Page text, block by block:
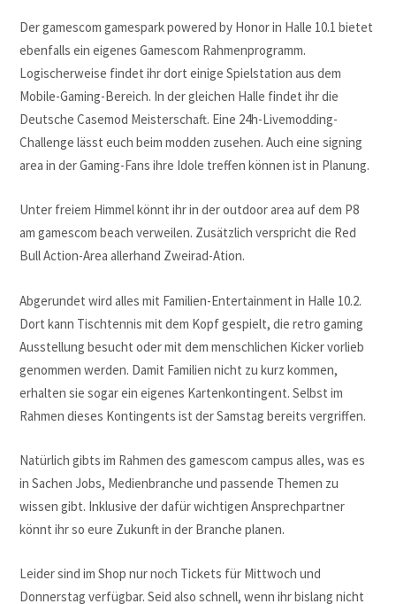
Der gamescom gamespark powered by Honor in Halle 10.1 bietet
ebenfalls ein eigenes Gamescom Rahmenprogramm.
Logischerweise findet ihr dort einige Spielstation aus dem
Mobile-Gaming-Bereich. In der gleichen Halle findet ihr die
Deutsche Casemod Meisterschaft. Eine 24h-Livemodding-
Challenge lässt euch beim modden zusehen. Auch eine signing
area in der Gaming-Fans ihre Idole treffen können ist in Planung.
Unter freiem Himmel könnt ihr in der outdoor area auf dem P8
am gamescom beach verweilen. Zusätzlich verspricht die Red
Bull Action-Area allerhand Zweirad-Ation.
Abgerundet wird alles mit Familien-Entertainment in Halle 10.2.
Dort kann Tischtennis mit dem Kopf gespielt, die retro gaming
Ausstellung besucht oder mit dem menschlichen Kicker vorlieb
genommen werden. Damit Familien nicht zu kurz kommen,
erhalten sie sogar ein eigenes Kartenkontingent. Selbst im
Rahmen dieses Kontingents ist der Samstag bereits vergriffen.
Natürlich gibts im Rahmen des gamescom campus alles, was es
in Sachen Jobs, Medienbranche und passende Themen zu
wissen gibt. Inklusive der dafür wichtigen Ansprechpartner
könnt ihr so eure Zukunft in der Branche planen.
Leider sind im Shop nur noch Tickets für Mittwoch und
Donnerstag verfügbar. Seid also schnell, wenn ihr bislang nicht